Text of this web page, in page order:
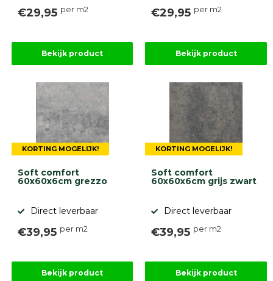
€29,95 per m2
Bekijk product
€29,95 per m2
Bekijk product
KORTING MOGELIJK!
Soft comfort
60x60x6cm grezzo
Direct leverbaar
€39,95 per m2
Bekijk product
KORTING MOGELIJK!
Soft comfort
60x60x6cm grijs zwart
Direct leverbaar
€39,95 per m2
Bekijk product